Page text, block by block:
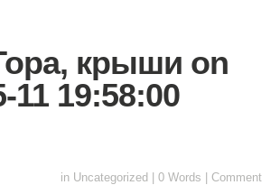
крыши on
11 19:58:00
in Uncategorized 0 Words Comment